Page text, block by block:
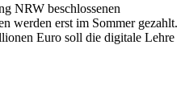
NRW beschlossenen
werden erst im Sommer gezahlt.
Euro soll die digitale Lehre